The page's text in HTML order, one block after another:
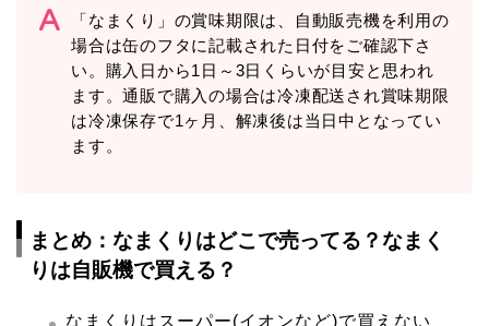
「なまくり」の賞味期限は、自動販売機を利用の
場合は缶のフタに記載された日付をご確認下さ
い。購入日から1日～3日くらいが目安と思われ
ます。通販で購入の場合は冷凍配送され賞味期限
は冷凍保存で1ヶ月、解凍後は当日中となってい
ます。
まとめ：なまくりはどこで売ってる？なまく
りは自販機で買える？
なまくりはスーパー(イオンなど)で買えない